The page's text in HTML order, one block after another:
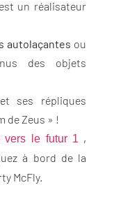
un réalisateur
autolaçantes ou
des objets
et ses répliques
de Zeus » !
vers le futur 1 ,
à bord de la
McFly.